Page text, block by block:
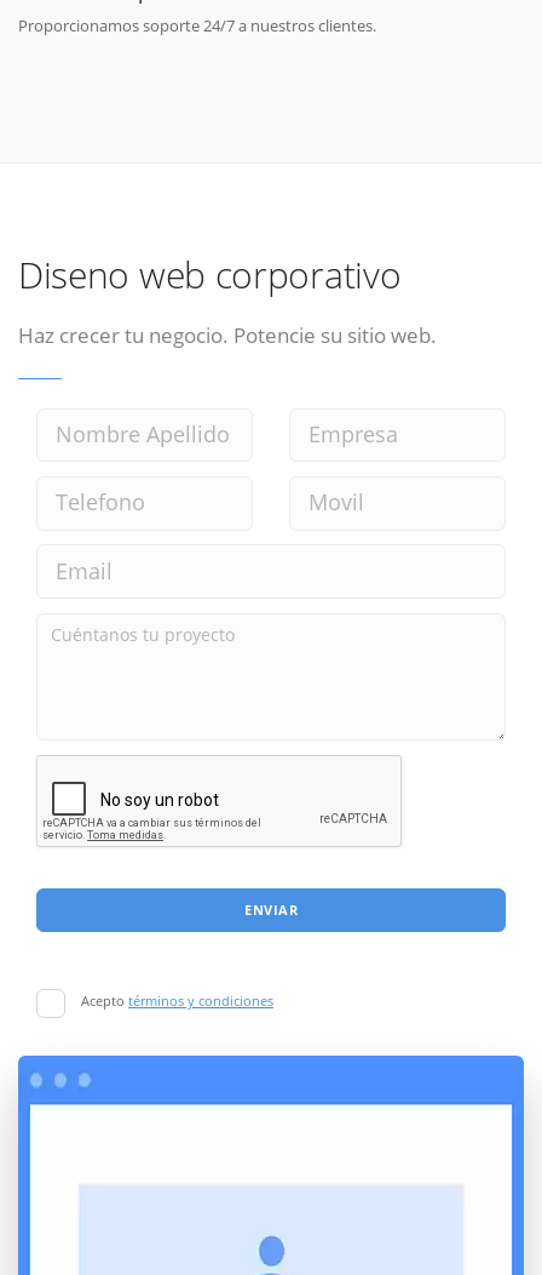
Proporcionamos soporte 24/7 a nuestros clientes.
Diseno web corporativo
Haz crecer tu negocio. Potencie su sitio web.
ENVIAR
Acepto términos y condiciones